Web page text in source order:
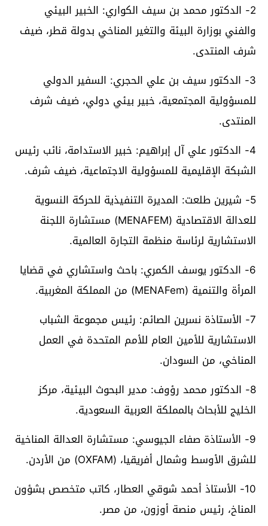
2- الدكتور محمد بن سيف الكواري: الخبير البيئي
والفني بوزارة البيئة والتغير المناخي بدولة قطر، ضيف
شرف المنتدى.
3- الدكتور سيف بن علي الحجري: السفير الدولي
للمسؤولية المجتمعية، خبير بيئي دولي، ضيف شرف
المنتدى.
4- الدكتور علي آل إبراهيم: خبير الاستدامة، نائب رئيس
الشبكة الإقليمية للمسؤولية الاجتماعية، ضيف شرف.
5- شيرين طلعت: المديرة التنفيذية للحركة النسوية
للعدالة الاقتصادية (MENAFEM) مستشارة اللجنة
الاستشارية لرئاسة منظمة التجارة العالمية.
6- الدكتور يوسف الكمري: باحث واستشاري في قضايا
المرأة والتنمية (MENAFem) من المملكة المغربية.
7- الأستاذة نسرين الصائم: رئيس مجموعة الشباب
الاستشارية للأمين العام للأمم المتحدة في العمل
المناخي، من السودان.
8- الدكتور محمد رؤوف: مدير البحوث البيئية، مركز
الخليج للأبحاث بالمملكة العربية السعودية.
9- الأستاذة صفاء الجيوسي: مستشارة العدالة المناخية
للشرق الأوسط وشمال أفريقيا، (OXFAM) من الأردن.
10- الأستاذ أحمد شوقي العطار، كاتب متخصص بشؤون
المناخ، رئيس منصة أوزون، من مصر.